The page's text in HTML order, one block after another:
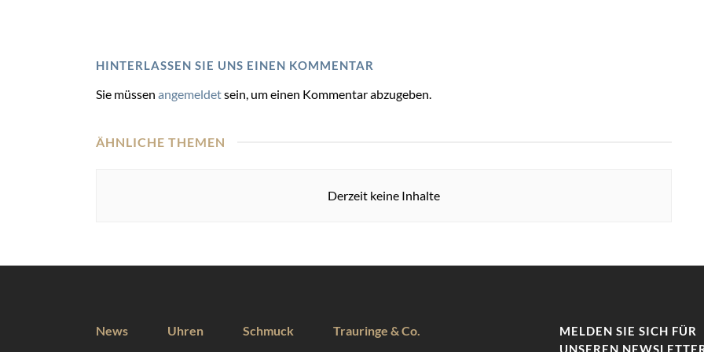
HINTERLASSEN SIE UNS EINEN KOMMENTAR
Sie müssen angemeldetsein, um einen Kommentar abzugeben.
ÄHNLICHE THEMEN
Derzeit keine Inhalte
News Uhren Schmuck Trauringe & Co.
MELDEN SIE SICH FÜR
UNSEREN